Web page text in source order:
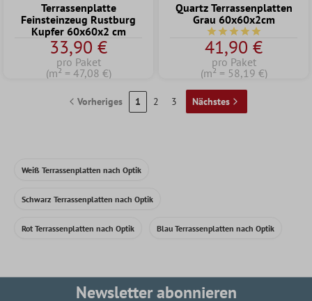
Terrassenplatte
Feinsteinzeug Rustburg
Kupfer 60x60x2 cm
33,90 €
pro Paket
(m² = 47,08 €)
Quartz Terrassenplatten
Grau 60x60x2cm
Durchschnittliche
41,90 €
pro Paket
(m² = 58,19 €)
Vorheriges 1 2 3 Nächstes
Weiß Terrassenplatten nach Optik
Schwarz Terrassenplatten nach Optik
Rot Terrassenplatten nach Optik Blau Terrassenplatten nach Optik
Newsletter abonnieren